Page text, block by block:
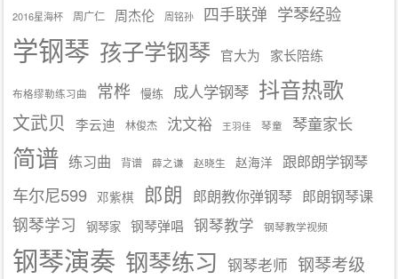
2016星海杯 周广仁 周杰伦 周铭孙 四手联弹 学琴经验
学钢琴 孩子学钢琴 官大为 家长陪练
布格缪勒练习曲 常桦 慢练 成人学钢琴 抖音热歌
文武贝 李云迪 林俊杰 沈文裕 王羽佳 琴童 琴童家长
简谱 练习曲 背谱 薛之谦 赵晓生 赵海洋 跟郎朗学钢琴
车尔尼599 邓紫棋 郎朗 郎朗教你弹钢琴 郎朗钢琴课
钢琴学习 钢琴家 钢琴弹唱 钢琴教学 钢琴教学视频
钢琴演奏 钢琴练习 钢琴老师 钢琴考级